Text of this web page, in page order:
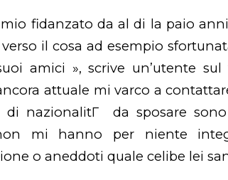
fidanzato da al di la paio
il cosa ad esempio
amici », scrive un’utente
attuale mi varco a
di nazionalitГ da sposare
mi hanno per niente
o aneddoti quale celibe lei